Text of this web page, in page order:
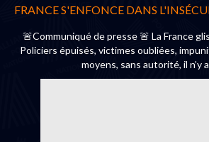
FRANCE S'ENFONCE DANS
🚨Communiqué de presse 🚨 La France
Policiers épuisés, victimes oubliées,
moyens, sans autorité, il n’y